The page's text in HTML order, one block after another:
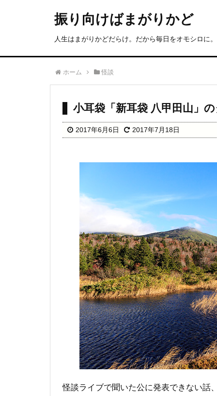
振り向けばまがりかど
人生はまがりかどだらけ。だから毎日をオモシロに。
ホーム 怪談
小耳袋「新耳袋 八甲田山」
2017年6月6日 2017年7月18日
怪談ライブで聞いた公に発表できない話